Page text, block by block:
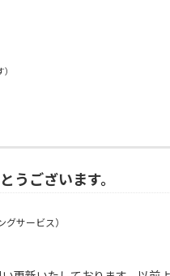
うございます。
サービス）